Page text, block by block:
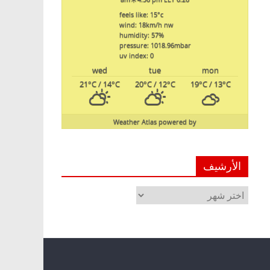
feels like: 15°c
wind: 18km/h nw
humidity: 57%
pressure: 1018.96mbar
uv index: 0
mon
tue
wed
19°C/ 13°C
20°C/ 12°C
21°C/ 14°C
powered by
Weather Atlas
الأرشيف
الأرشيف